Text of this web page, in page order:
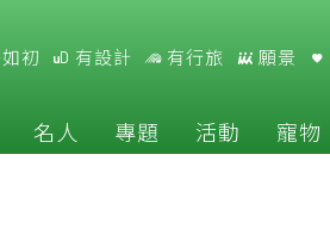
初 有設計 有行旅 願景
名人 專題 活動 寵物